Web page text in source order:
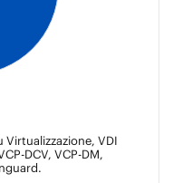
Virtualizzazione, VDI
DCV, VCP-DM,